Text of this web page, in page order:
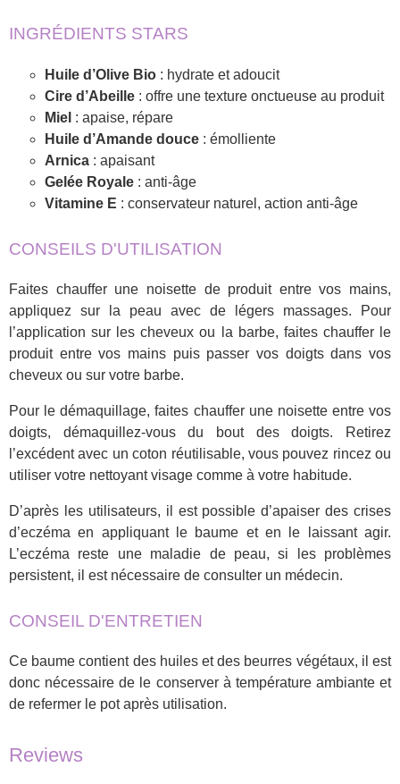
INGRÉDIENTS STARS
Huile d’Olive Bio : hydrate et adoucit
Cire d’Abeille : offre une texture onctueuse au produit
Miel : apaise, répare
Huile d’Amande douce : émolliente
Arnica : apaisant
Gelée Royale : anti-âge
Vitamine E : conservateur naturel, action anti-âge
CONSEILS D'UTILISATION
Faites chauffer une noisette de produit entre vos mains,
appliquez sur la peau avec de légers massages. Pour
l’application sur les cheveux ou la barbe, faites chauffer le
produit entre vos mains puis passer vos doigts dans vos
cheveux ou sur votre barbe.
Pour le démaquillage, faites chauffer une noisette entre vos
doigts, démaquillez-vous du bout des doigts. Retirez
l’excédent avec un coton réutilisable, vous pouvez rincez ou
utiliser votre nettoyant visage comme à votre habitude.
D’après les utilisateurs, il est possible d’apaiser des crises
d’eczéma en appliquant le baume et en le laissant agir.
L’eczéma reste une maladie de peau, si les problèmes
persistent, il est nécessaire de consulter un médecin.
CONSEIL D'ENTRETIEN
Ce baume contient des huiles et des beurres végétaux, il est
donc nécessaire de le conserver à température ambiante et
de refermer le pot après utilisation.
Reviews